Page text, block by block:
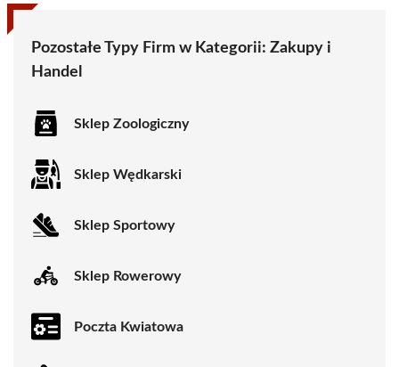
Pozostałe Typy Firm w Kategorii: Zakupy i
Handel
Sklep Zoologiczny
Sklep Wędkarski
Sklep Sportowy
Sklep Rowerowy
Poczta Kwiatowa